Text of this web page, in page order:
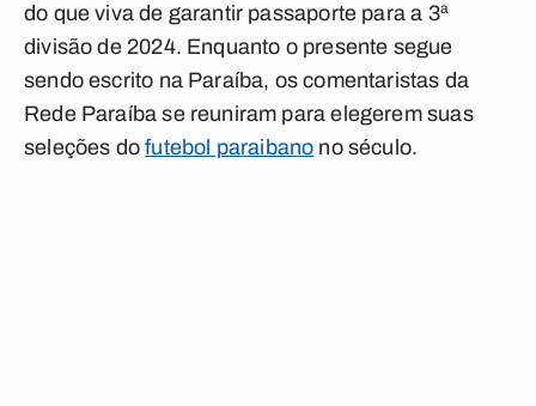
do que viva de garantir passaporte para a 3ª
divisão de 2024. Enquanto o presente segue
sendo escrito na Paraíba, os comentaristas da
Rede Paraíba se reuniram para elegerem suas
seleções dofutebol paraibano no século.